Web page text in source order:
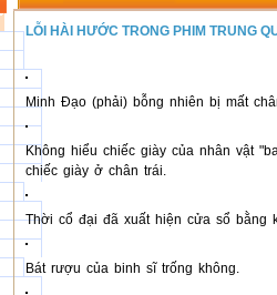
LỖI HÀI HƯỚC TRONG PHIM TRUNG
Minh Đạo (phải) bỗng nhiên bị mất
Không hiểu chiếc giày của nhân vật
chiếc giày ở chân trái.
Thời cổ đại đã xuất hiện cửa sổ bằng
Bát rượu của binh sĩ trống không.